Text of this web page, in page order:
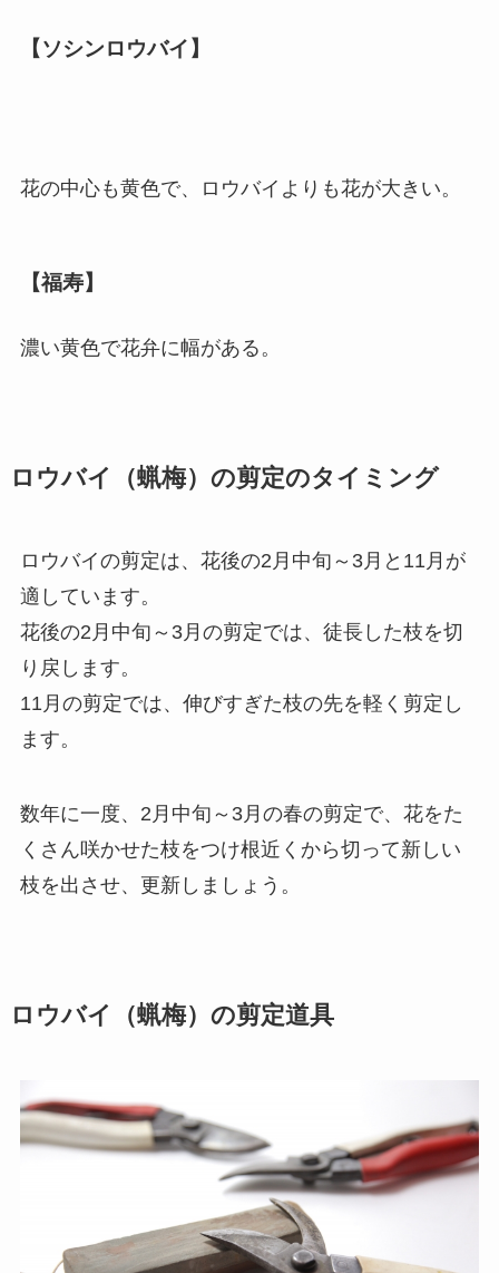
【ソシンロウバイ】
花の中心も黄色で、ロウバイよりも花が大きい。
【福寿】
濃い黄色で花弁に幅がある。
ロウバイ（蝋梅）の剪定のタイミング
ロウバイの剪定は、花後の2月中旬～3月と11月が
適しています。
花後の2月中旬～3月の剪定では、徒長した枝を切
り戻します。
11月の剪定では、伸びすぎた枝の先を軽く剪定し
ます。
数年に一度、2月中旬～3月の春の剪定で、花をた
くさん咲かせた枝をつけ根近くから切って新しい
枝を出させ、更新しましょう。
ロウバイ（蝋梅）の剪定道具